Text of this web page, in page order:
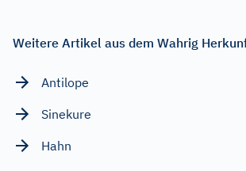
Weitere Artikel aus dem Wahrig
Antilope
Sinekure
Hahn